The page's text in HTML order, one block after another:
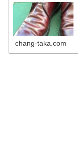
chang-taka.com